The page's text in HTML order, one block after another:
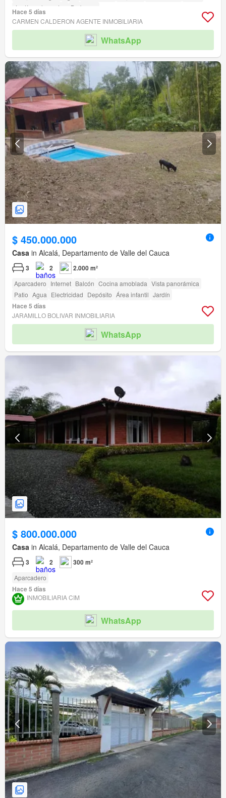
Jardín en la azotea
Barbecue
Hace 5 días
CARMEN CALDERON AGENTE INMOBILIARIA
WhatsApp
$ 450.000.000
Casa in Alcalá, Departamento de Valle del Cauca
3 2 2.000 m²
Aparcadero Internet Balcón Cocina amoblada Vista panorámica
Patio Agua Electricidad Depósito Área infantil Jardín
Hace 5 días
JARAMILLO BOLI­VAR INMOBILIARIA
WhatsApp
$ 800.000.000
Casa in Alcalá, Departamento de Valle del Cauca
3 2 300 m²
Aparcadero
Hace 5 días
INMOBILIARIA CIM
WhatsApp